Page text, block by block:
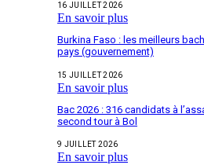
16 JUILLET 2026
En savoir plus
Burkina Faso : les meilleurs
pays (gouvernement)
15 JUILLET 2026
En savoir plus
Bac 2026 : 316 candidats à
second tour à Bol
9 JUILLET 2026
En savoir plus